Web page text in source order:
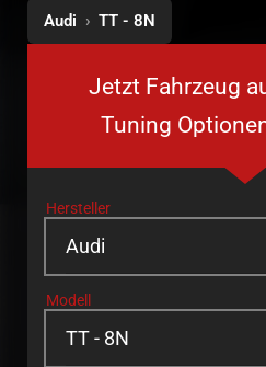
Audi › TT - 8N
Jetzt Fahrzeug
Tuning
Hersteller
Modell